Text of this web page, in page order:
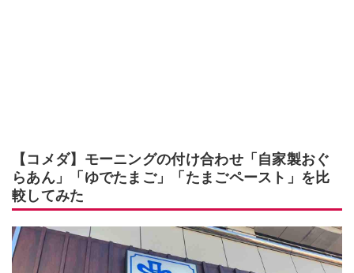
【コメダ】モーニングの付け合わせ「自家製おぐ
らあん」「ゆでたまご」「たまごペースト」を比
較してみた